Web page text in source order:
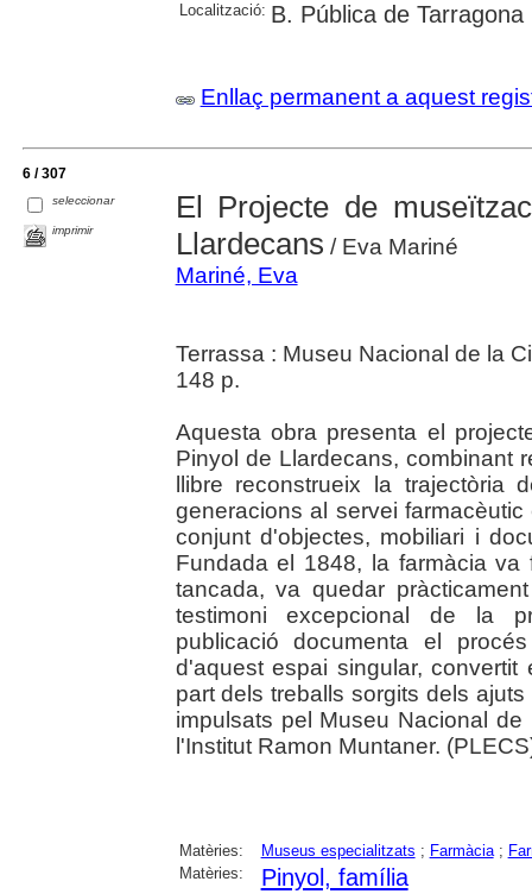
Localització: B. Pública de Tarragona
Enllaç permanent a aquest
6 / 307
seleccionar
imprimir
El Projecte de
Llardecans / Eva Mariné
Mariné, Eva
Terrassa : Museu Nacional de la
148 p.
Aquesta obra presenta el
Pinyol de Llardecans, combinant
llibre reconstrueix la trajectòria
generacions al servei
conjunt d'objectes, mobiliari i
Fundada el 1848, la farmàcia
tancada, va quedar
testimoni excepcional de la
publicació documenta el
d'aquest espai singular,
part dels treballs sorgits dels
impulsats pel Museu Nacional
l'Institut Ramon Muntaner.
Matèries: Museus especialitzats ; Farmàcia;
Matèries:
Pinyol, família